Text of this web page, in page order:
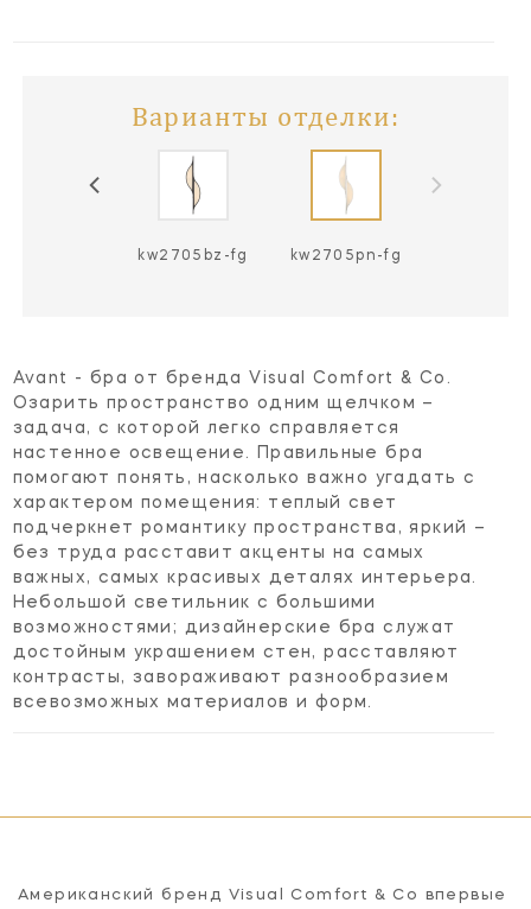
Варианты отделки:
kw2705bz-fg kw2705pn-fg
Avant - бра от бренда Visual Comfort & Co.
Озарить пространство одним щелчком –
задача, с которой легко справляется
настенное освещение. Правильные бра
помогают понять, насколько важно угадать с
характером помещения: теплый свет
подчеркнет романтику пространства, яркий –
без труда расставит акценты на самых
важных, самых красивых деталях интерьера.
Небольшой светильник с большими
возможностями; дизайнерские бра служат
достойным украшением стен, расставляют
контрасты, завораживают разнообразием
всевозможных материалов и форм.
Американский бренд Visual Comfort & Co впервые